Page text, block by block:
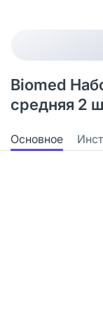
Biomed
средняя 2
Основное